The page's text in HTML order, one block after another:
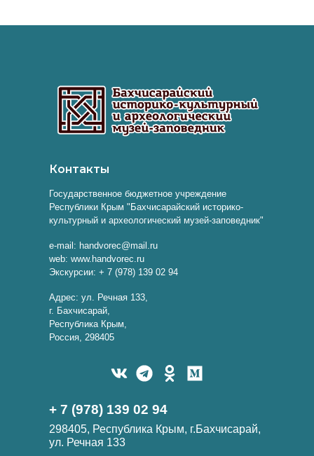
Контакты
Государственное бюджетное учреждение
Республики Крым "Бахчисарайский историко-
культурный и археологический музей-заповедник"
e-mail: handvorec@mail.ru
web: www.handvorec.ru
Экскурсии: + 7 (978) 139 02 94
Адрес: ул. Речная 133,
г. Бахчисарай,
Республика Крым,
Россия, 298405
+ 7 (978) 139 02 94
298405, Республика Крым, г.Бахчисарай,
ул. Речная 133